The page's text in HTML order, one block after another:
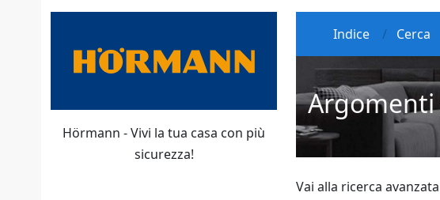
Indice Cerca
Argomenti
Vai alla ricerca avanzata
Hörmann - Vivi la tua casa con più
sicurezza!